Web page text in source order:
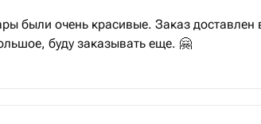
были очень красивые. Заказ
буду заказывать еще. 🤗